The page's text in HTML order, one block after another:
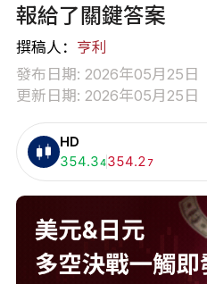
報給了關鍵答案
撰稿人： 亨利
發布日期: 2026年05月25日
更新日期: 2026年05月25日
HD
買入:
354.34賣出:
354.2 7